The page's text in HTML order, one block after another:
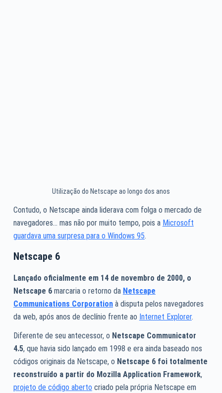
Utilização do Netscape ao longo dos anos
Contudo, o Netscape ainda liderava com folga o mercado de
navegadores… mas não por muito tempo, pois a Microsoft
guardava uma surpresa para o Windows 95.
Netscape 6
Lançado oficialmente em 14 de novembro de 2000, o
Netscape 6marcaria o retorno da Netscape
Communications Corporationà disputa pelos navegadores
da web, após anos de declínio frente ao Internet Explorer.
Diferente de seu antecessor, o Netscape Communicator
4.5, que havia sido lançado em 1998 e era ainda baseado nos
códigos originais da Netscape, o Netscape 6 foi totalmente
reconstruído a partir do Mozilla Application Framework,
projeto de código aberto criado pela própria Netscape em